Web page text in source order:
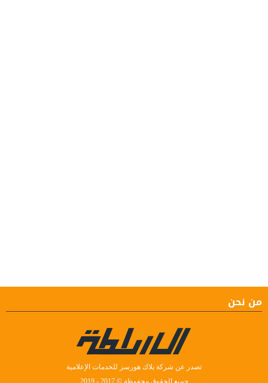
من نحن
تصدر عن شركة بلاك هورسز للخدمات الإعلامية
جميع الحقوق محفوظة © 2017 - 2019